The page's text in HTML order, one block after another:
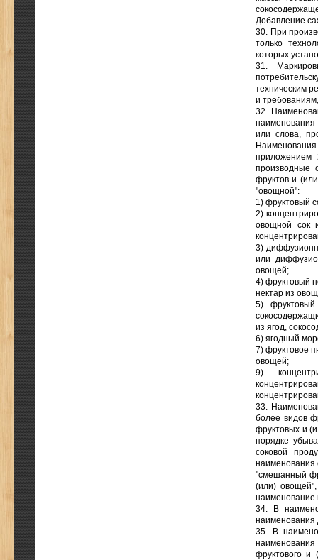
Добавление
30. При
только
которых
31.
техническим
и
32.
наименования
или слова,
приложением
производные
фруктов и
"овощной":
1) фруктовый
2)
овощной сок
3)
или
овощей;
4) фруктовый
нектар из
5)
из ягод,
6) ягодный
7) фруктовое
овощей;
9)
33.
более видов
фруктовых и
порядке
соковой
наименования
"смешанный
(или) овощей",
наименование
34. В
наименования
35. В
фруктового и